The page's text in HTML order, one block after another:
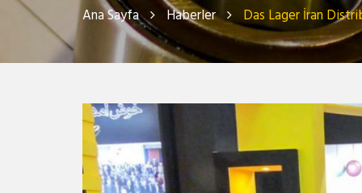
Ana Sayfa Haberler Das Lager İran